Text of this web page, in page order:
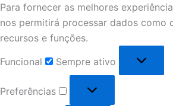
Para fornecer as melhores
nos permitirá processar dados como
recursos e funções.
Funcional
Sempre ativo
Preferências